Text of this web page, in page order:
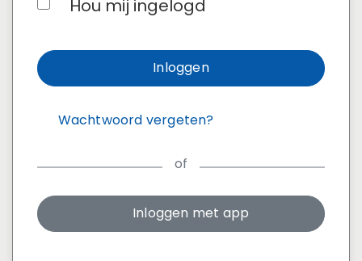
Hou mij ingelogd
Inloggen
Wachtwoord vergeten?
of
Inloggen met app